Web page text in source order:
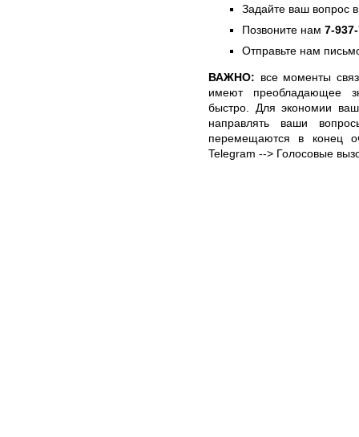
Задайте ваш вопрос
Позвоните нам 7-
Отправьте нам
ВАЖНО: все моменты
имеют преобладающее
быстро. Для экономии
направлять ваши
перемещаются в конец
Telegram --> Голосовые